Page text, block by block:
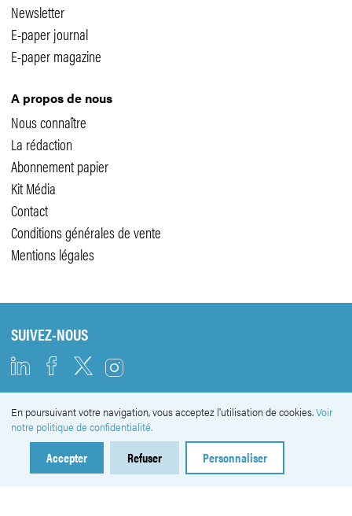
Newsletter
E-paper journal
E-paper magazine
A propos de nous
Nous connaître
La rédaction
Abonnement papier
Kit Média
Contact
Conditions générales de vente
Mentions légales
SUIVEZ-NOUS
NEWSLETTER
En poursuivant votre navigation, vous acceptez l'utilisation de cookies.Voir
notre politique de confidentialité.
Accepter Refuser Personnaliser